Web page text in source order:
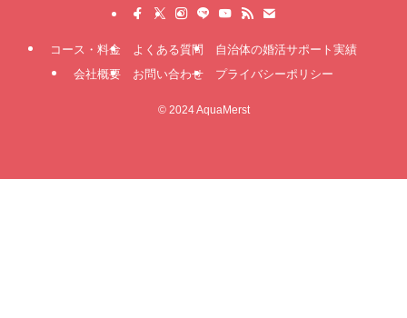
コース・料金 よくある質問
自治体の婚活サポート実績
会社概要
お問い合わせ プライバシーポリシー
©2024 AquaMerst